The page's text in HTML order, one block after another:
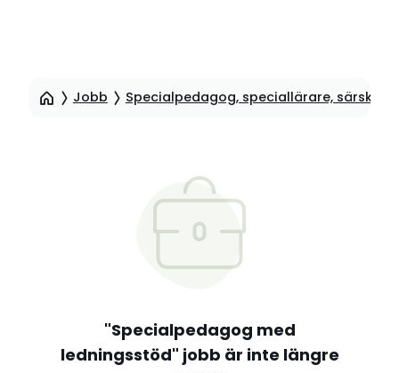
sidinnehåll
Jobb Specialpedagog, speciallärare,
"Specialpedagog med
ledningsstöd" jobb är inte längre